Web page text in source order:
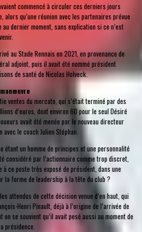
commencé à circuler ces derniers jours
alors qu’une réunion avec les partenaires prévue
dernier moment, sans explication si ce n’est
au Stade Rennais en 2021, en provenance de
adjoint, puis il avait été nommé président
de santé de Nicolas Holveck.
ventes du mercato, qui s’était terminé par des
d’euros, dont environ 60 pour le seul Désiré
avait été menée par le nouveau directeur
le coach Julien Stéphan.
étant un homme de principes et une personnalité
considéré par l’actionnaire comme trop discret,
à ce poste très exposé de président, dans une
la forme de leadership à la tête du club ?
attendus de cette décision venue d’en haut, qui
Henri Pinault, déjà à l’origine de l’arrivée de
on se souvient qu’il avait pesé aussi au moment de
présidence.